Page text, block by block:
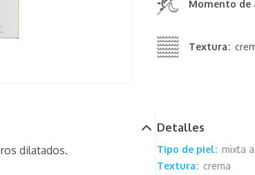
Textura
Momento de
dilatados.
Detalles
Tipo de piel
mixta
Textura
crema